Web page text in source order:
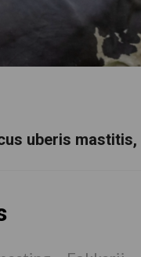
uberis mastitis,